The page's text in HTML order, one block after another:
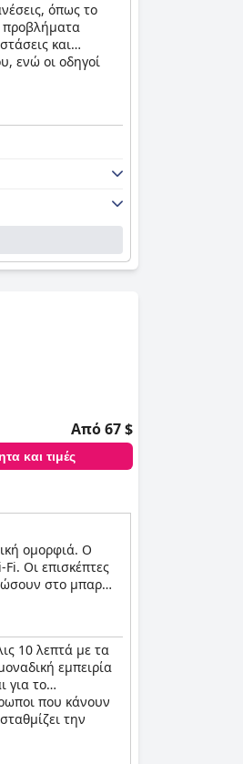
όπως το
προβλήματα
και
ενώ οι οδηγοί
Από 67 $
και τιμές
ομορφιά. Ο
Οι επισκέπτες
στο μπαρ
πρόσβαση στην
10 λεπτά με τα
εμπειρία
για το
που κάνουν
την